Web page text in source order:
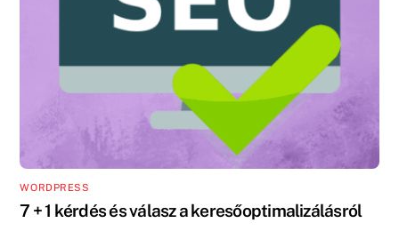
WORDPRESS
7 + 1 kérdés és válasz a keresőoptimalizálásról